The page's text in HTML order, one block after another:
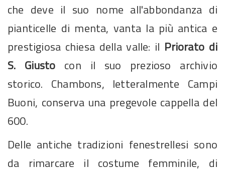
che deve il suo nome all'abbondanza di
pianticelle di menta, vanta la più antica e
prestigiosa chiesa della valle: il Priorato di
S. Giusto con il suo prezioso archivio
storico. Chambons, letteralmente Campi
Buoni, conserva una pregevole cappella del
600.
Delle antiche tradizioni fenestrellesi sono
da rimarcare il costume femminile, di